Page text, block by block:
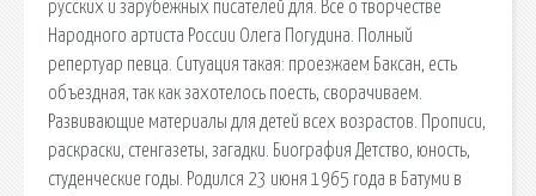
русских и зарубежных писателей для. Всё о творчестве
Народного артиста России Олега Погудина. Полный
репертуар певца. Ситуация такая: проезжаем Баксан, есть
объездная, так как захотелось поесть, сворачиваем.
Развивающие материалы для детей всех возрастов. Прописи,
раскраски, стенгазеты, загадки. Биография Детство, юность,
студенческие годы. Родился 23 июня 1965 года в Батуми в